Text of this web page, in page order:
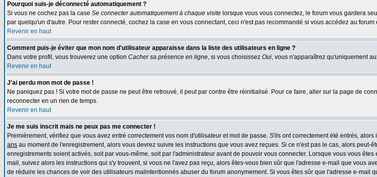
Pourquoi suis-je déconnecté automatiquement ?
Si vous ne cochez pas la case Se connecter automatiquement à chaque visite lorsque vous vous connectez, le forum vous gardera
par quelqu'un d'autre. Pour rester connecté, cochez la case en vous connectant, ceci n'est pas recommandé si vous accédez au
Revenir en haut
Comment puis-je éviter que mon nom d'utilisateur apparaisse dans la liste des utilisateurs en ligne ?
Dans votre profil, vous trouverez une option Cacher sa présence en ligne, si vous choisissez Oui, vous n'apparaîtrez qu'uniquement
Revenir en haut
J'ai perdu mon mot de passe !
Ne paniquez pas ! Si votre mot de passe ne peut être retrouvé, il peut par contre être réinitialisé. Pour ce faire, aller sur la page de
reconnecter en un rien de temps.
Revenir en haut
Je me suis inscrit mais ne peux pas me connecter !
Premièrement, vérifiez que vous avez entré correctement vos nom d'utilisateur et mot de passe. S'ils ont correctement été entrés,
ans au moment de l'enregistrement, alors vous devrez suivre les instructions que vous avez reçues. Si ce n'est pas le cas, alors
enregistrements soient activés, soit par vous-même, soit par l'administrateur avant de pouvoir vous connecter. Lorsque vous vous
mail, suivez alors les instructions qui s'y trouvent, si vous ne l'avez pas reçu, alors êtes-vous bien sûr que l'adresse e-mail que vous
de réduire les chances de voir des utilisateurs malintentionnés abuser du forum anonymement. Si vous êtes sûr que l'adresse e-mail